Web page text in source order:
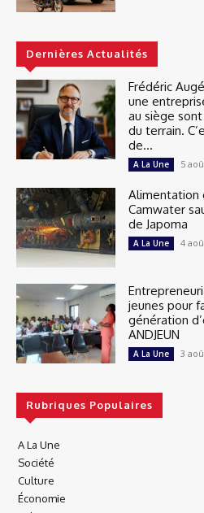
Dernières Actualités
Frédéric
une
au siège
du terrain.
de...
A La Une 5
Alimentation
Camwater
de Japoma
A La Une 4
jeunes pour
génération
ANDJEUN
A La Une 3
Rubriques Populaires
A La Une
Société
Culture
Économie